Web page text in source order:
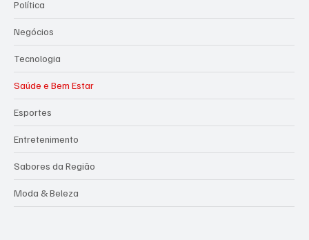
Política
Negócios
Tecnologia
Saúde e Bem Estar
Esportes
Entretenimento
Sabores da Região
Moda & Beleza